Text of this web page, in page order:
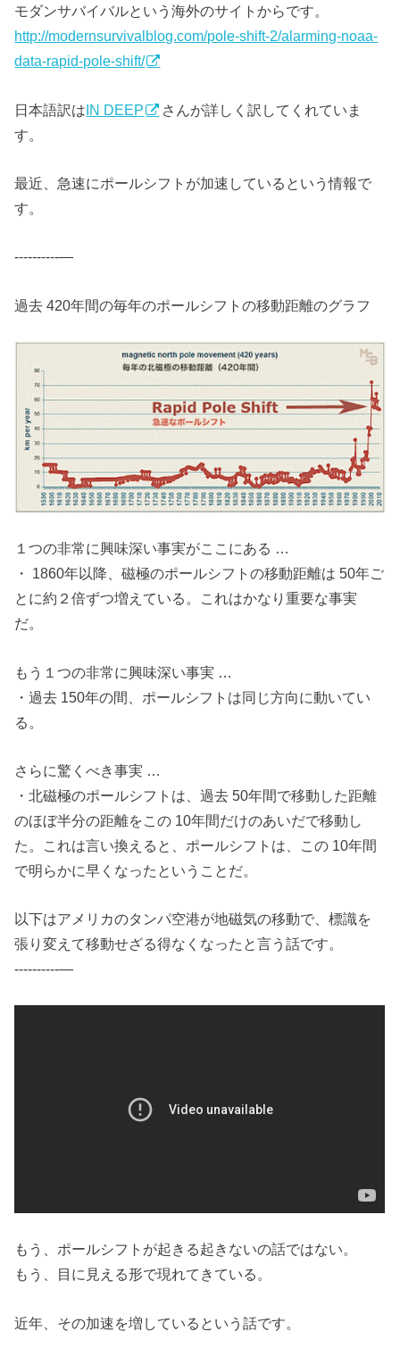
モダンサバイバルという海外のサイトからです。
http://modernsurvivalblog.com/pole-shift-2/alarming-noaa-
data-rapid-pole-shift/
日本語訳はIN DEEP
さんが詳しく訳してくれていま
す。
最近、急速にポールシフトが加速しているという情報で
す。
----------—
過去 420年間の毎年のポールシフトの移動距離のグラフ
１つの非常に興味深い事実がここにある …
・ 1860年以降、磁極のポールシフトの移動距離は 50年ご
とに約２倍ずつ増えている。これはかなり重要な事実
だ。
もう１つの非常に興味深い事実 …
・過去 150年の間、ポールシフトは同じ方向に動いてい
る。
さらに驚くべき事実 …
・北磁極のポールシフトは、過去 50年間で移動した距離
のほぼ半分の距離をこの 10年間だけのあいだで移動し
た。これは言い換えると、ポールシフトは、この 10年間
で明らかに早くなったということだ。
以下はアメリカのタンパ空港が地磁気の移動で、標識を
張り変えて移動せざる得なくなったと言う話です。
----------—
もう、ポールシフトが起きる起きないの話ではない。
もう、目に見える形で現れてきている。
近年、その加速を増しているという話です。